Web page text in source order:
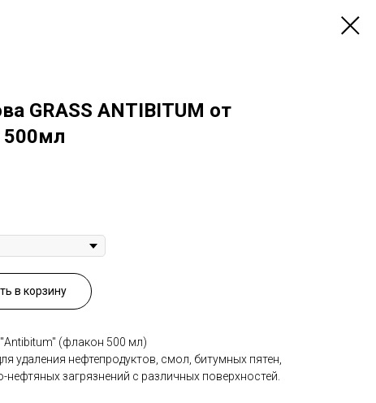
GRASS ANTIBITUM от
500мл
в корзину
(флакон 500 мл)
удаления нефтепродуктов, смол, битумных пятен,
загрязнений с различных поверхностей.